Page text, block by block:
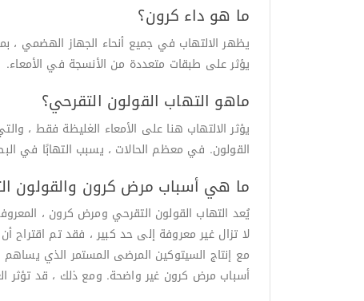
ما هو داء كرون؟
يظهر الالتهاب في جميع أنحاء الجهاز الهضمي ،
يؤثر على طبقات متعددة من الأنسجة في الأمعاء.
ماهو التهاب القولون التقرحي؟
يؤثر الالتهاب هنا على الأمعاء الغليظة فقط ،
القولون. في معظم الحالات ، يسبب التهابًا في
ما هي أسباب مرض كرون والقولون
لا تزال غير معروفة إلى حد كبير ، فقد تم اقتراح
مع إنتاج السيتوكين المرضى المستمر الذي يساهم
أسباب مرض كرون غير واضحة. ومع ذلك ، قد تؤثر